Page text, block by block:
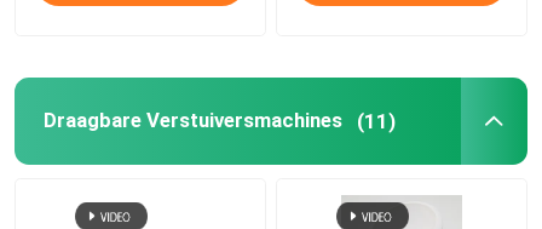
Draagbare Verstuiversmachines (11)